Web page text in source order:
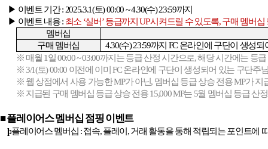
▶ 이벤트 기간: 2025.3.1(토) 00:00 ~ 4.30(수) 23:59까지
▶ 이벤트 내용: 최소 ‘실버’등급까지 UP시켜드릴 수 있도록,구매 멤버십
멤버십
구매 멤버십
4.30(수) 23:59까지 FC온라인에 구단이 생성
※ 매월 1일00:00 ~ 03:00까지는 등급 산정 시간으로,해당 시간에는 등
※3/1(토) 00:00 이전에 이미 FC온라인에 구단이 생성되어 있는 구단주
※ 웹 상점에서 사용 가능한MP가 아닌 , 멤버십 등급 상승 전용MP가 지
※ 지급된 구매 멤버십 등급 상승 전용15,000 MP는 5월 멤버십 등급 산
■ 플레이어스 멤버십 점핑 이벤트
þ플레이어스 멤버십 :접속,플레이 ,거래 활동을 통해 적립되는 포인트에